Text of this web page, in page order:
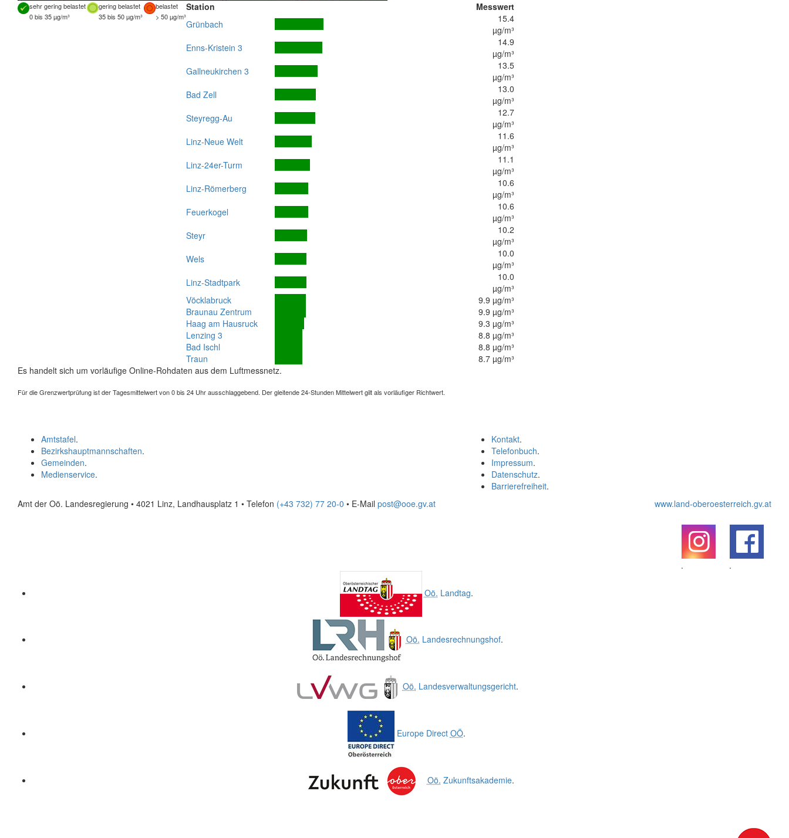
sehr gering belastet gering belastet
belastet
0 bis 35 µg/m³
35 bis 50 µg/m³ > 50 µg/m³
Station
Messwert
Grünbach
15.4
µg/m³
Enns-Kristein 3
14.9
µg/m³
Gallneukirchen 3
13.5
µg/m³
Bad Zell
13.0
µg/m³
Steyregg-Au
12.7
µg/m³
Linz-Neue Welt
11.6
µg/m³
Linz-24er-Turm
11.1
µg/m³
Linz-Römerberg
10.6
µg/m³
Feuerkogel
10.6
µg/m³
Steyr
10.2
µg/m³
Wels
10.0
µg/m³
Linz-Stadtpark
10.0
µg/m³
Vöcklabruck
9.9 µg/m³
Braunau Zentrum
9.9 µg/m³
Haag am Hausruck
9.3 µg/m³
Lenzing 3
8.8 µg/m³
Bad Ischl
8.8 µg/m³
Traun
8.7 µg/m³
Es handelt sich um vorläufige Online-Rohdaten aus dem Luftmessnetz.
Für die Grenzwertprüfung ist der Tagesmittelwert von 0 bis 24 Uhr ausschlaggebend. Der gleitende 24-Stunden Mittelwert gilt als vorläufiger Richtwert.
Kontakt.
Telefonbuch.
Impressum.
Datenschutz.
Barrierefreiheit.
Amtstafel.
Bezirkshauptmannschaften.
Gemeinden.
Medienservice.
Amt der Oö. Landesregierung • 4021 Linz, Landhausplatz 1 • Telefon (+43 732) 77 20-0 • E-Mail post@ooe.gv.at www.land-oberoesterreich.gv.at
.
.
Oö. Landtag.
Oö. Landesrechnungshof.
Oö. Landesverwaltungsgericht.
Europe Direct OÖ.
Oö. Zukunftsakademie.